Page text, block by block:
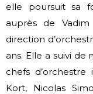
elle poursuitsa
auprès de Vadim
direction
ans. Elle a suivi de
chefs
Kort, Nicolas